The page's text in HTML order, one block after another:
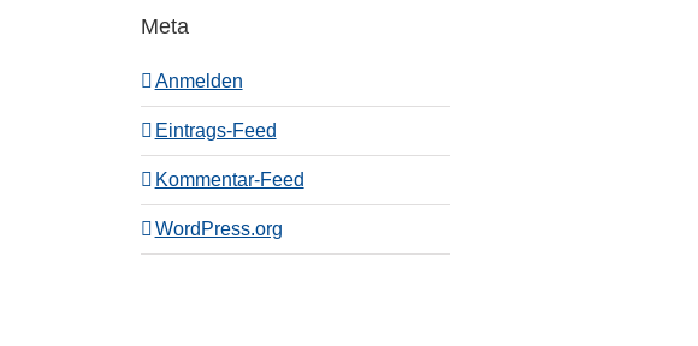
Meta
Anmelden
Eintrags-Feed
Kommentar-Feed
WordPress.org